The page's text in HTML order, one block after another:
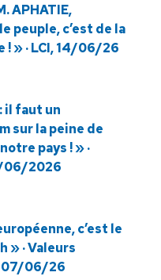
APHATIE,
peuple, c’est de la
! » · LCI, 14/06/26
il faut un
sur la peine de
pays ! » ·
06/2026
c’est le
» · Valeurs
07/06/26